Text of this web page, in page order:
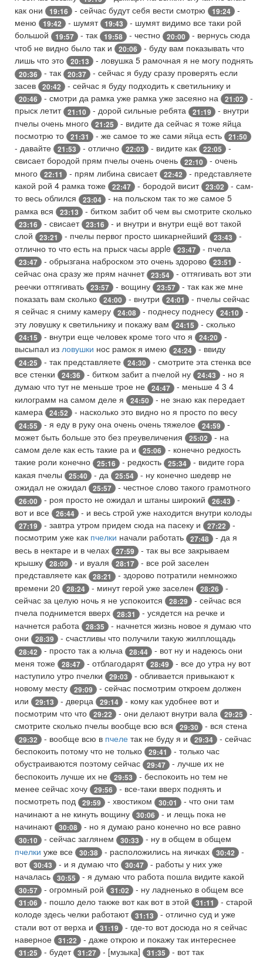
как они
19:16 - сейчас будут себя вести смотрю 19:24
-
меню
19:42 - шумят 19:43
- шумят видимо все таки рой
большой
19:57 - так 19:58 - честно 20:00
- вернусь сюда
чтоб не видно было так и
20:06
- буду вам показывать что
лишь что это
20:13 - ловушка 5 рамочная я не могу поднять
20:36 - так 20:37
- сейчас я буду сразу проверять если
засев
20:42 - сейчас я буду подходить к светильнику и
20:46 - смотри да рамка уже рамка уже засеяно на 21:02
-
прыск летит 21:10 - дорой сильные ребята 21:19
- внутри
пчелы очень много
21:25
- видите да сейчас я тоже яйца
посмотрю то
21:31 - же самое то же сами яйца есть 21:50
- давайте 21:53 - отлично 22:03 - видите как 22:05
-
свисает бородой прям пчелы очень очень
22:10
- очень
много
22:11 - прям либина свисает 22:42
- представляете
какой рой 4 рамка тоже
22:47 - бородой висит 23:02
- сам-
то весь облился
23:04
- на польском так то же самое 5
рамка вся
23:13 - битком забит об чем вы смотрите сколько
23:16 - свисает 23:16
- и внутри и внутри ещё вот такой
слой
23:21 - пчелы первог просто шикарнейший 23:43
-
отлично то что есть на прыск часы apple
23:47 - пчела
23:47 - обрызгана наброском это очень здорово 23:51
-
сейчас она сразу же прям начнет 23:54
- оттягивать вот эти
реечки оттягивать
23:57 - вощину 23:57
- так как же мне
показать вам сколько
24:00 - внутри 24:01
- пчелы сейчас
я сейчас я сниму камеру
24:08 - поднесу поднесу 24:10
-
эту ловушку к светильнику и покажу вам
24:15 - сколько
24:15 - внутри еще человек кроме того что я 24:20
-
высыпал из ловушки нос рамок я имею 24:24 - ввиду
24:25 - так представляете 24:30
- смотрите эта стенка все
все стенки
24:36 - битком забит а пчелой ну 24:43
- но я
думаю что тут не меньше трое не
24:47
- меньше 4 3 4
килограмм на самом деле я
24:50
- не знаю как передает
камера
24:52 - насколько это видно но я просто по весу
24:55 - я еду в руку она очень очень тяжелое 24:59
-
может быть больше это без преувеличения
25:02
- на
самом деле как есть такие ра и
25:06
- конечно редкость
такие роли конечно
25:16 - редкость 25:34
- видите гора
какая пчелы
25:40 - да 25:54
- ну конечно шедевр не
ожидал не ожидал
25:57 - честное слово такого грамотного
26:00 - роя просто не ожидал и штаны широкий 26:43
-
вот и все
26:44 - и весь строй уже находится внутри колоды
27:19 - завтра утром придем сюда на пасеку и 27:22
-
посмотрим уже как пчелки начали работать 27:48
- да я
весь в нектаре и в челах
27:59
- так вы все закрываем
крышку
28:09 - и вуаля 28:17
- все рой заселен
представляете как
28:21
- здорово потратили немножко
времени 20
28:24 - минут герой уже заселен 28:26
-
сейчас за целую ночь я не успокоится
28:29
- сейчас вся
пчела поднимется вверх
28:31
- усядется на речке и
начнется работа
28:35
- начнется жизнь новое я думаю что
они
28:39 - счастливы что получили такую жилплощадь
28:42 - просто так а юльча 28:44
- вот ну и надеюсь они
меня тоже
28:47 - отблагодарят 28:49
- все до утра ну вот
наступило утро пчелки
29:03
- обливается привыкают к
новому месту
29:09
- сейчас посмотрим откроем должен
или
29:13 - дверца 29:14
- кому как удобнее вот и
посмотрим что что
29:22 - они делают внутри вала 29:25
-
смотрите сколько пчелы вообще всю вся
29:30 - вся стена
29:32 - вообще всю в пчеле так не буду я и 29:34
- сейчас
беспокоить потому что не только
29:41
- только час
обустраиваются поэтому сейчас
29:47
- лучше их не
беспокоить лучше их не
29:53
- беспокоить но тем не
менее сейчас хочу
29:56
- все-таки вверх поднять и
посмотреть под
29:59 - хвостиком 30:01
- что они там
начинают а не кинуть вощину
30:06
- и лещь пока не
начинают 30:08 - но я думаю рано конечно но все равно
30:10 - сейчас заглянем 30:33
- ну в общем в общем
пчелки уже все 30:38 - расположились на яичках 30:42
-
вот 30:43 - и я думаю что 30:47
- работы у них уже
началась
30:55 - я думаю что работа пошла видите какой
30:57 - огромный рой 31:02 - ну ладненько в общем все
31:06 - пошло дело также вот как вот в этой 31:11
- старой
колоде здесь челки работают 31:13
- отлично суд и уже
стали вот от верха и
31:19
- где-то вот досюда но я сейчас
наверное
31:22 - даже открою и покажу так интереснее
31:25 - будет 31:27 - [музыка] 31:35 - вот так